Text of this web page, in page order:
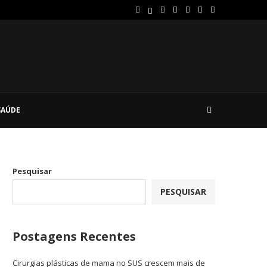
Pesquisar
PESQUISAR
Postagens Recentes
Cirurgias plásticas de mama no SUS crescem mais de